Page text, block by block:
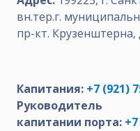
вн.тер.г.
пр-кт. Крузенштерна,
Капитания: +7 (921)
Руководитель
капитании порта: